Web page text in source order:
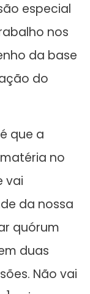
especial
nos
da base
do
que a
no
vai
da nossa
quórum
duas
Não vai